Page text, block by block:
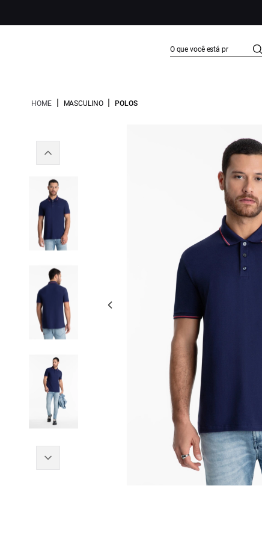
HOME | MASCULINO | POLOS